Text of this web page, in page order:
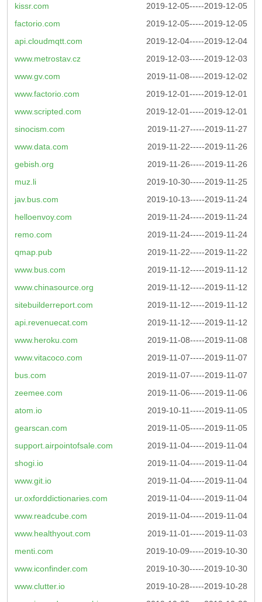
2019-12-05-----2019-12-05
kissr.com
2019-12-05-----2019-12-05
factorio.com
2019-12-04-----2019-12-04
api.cloudmqtt.com
2019-12-03-----2019-12-03
www.metrostav.cz
2019-11-08-----2019-12-02
www.gv.com
2019-12-01-----2019-12-01
www.factorio.com
2019-12-01-----2019-12-01
www.scripted.com
2019-11-27-----2019-11-27
sinocism.com
2019-11-22-----2019-11-26
www.data.com
2019-11-26-----2019-11-26
gebish.org
2019-10-30-----2019-11-25
muz.li
2019-10-13-----2019-11-24
jav.bus.com
2019-11-24-----2019-11-24
helloenvoy.com
2019-11-24-----2019-11-24
remo.com
2019-11-22-----2019-11-22
qmap.pub
2019-11-12-----2019-11-12
www.bus.com
2019-11-12-----2019-11-12
www.chinasource.org
2019-11-12-----2019-11-12
sitebuilderreport.com
2019-11-12-----2019-11-12
api.revenuecat.com
2019-11-08-----2019-11-08
www.heroku.com
2019-11-07-----2019-11-07
www.vitacoco.com
2019-11-07-----2019-11-07
bus.com
2019-11-06-----2019-11-06
zeemee.com
2019-10-11-----2019-11-05
atom.io
2019-11-05-----2019-11-05
gearscan.com
2019-11-04-----2019-11-04
support.airpointofsale.com
2019-11-04-----2019-11-04
shogi.io
2019-11-04-----2019-11-04
www.git.io
2019-11-04-----2019-11-04
ur.oxforddictionaries.com
2019-11-04-----2019-11-04
www.readcube.com
2019-11-01-----2019-11-03
www.healthyout.com
2019-10-09-----2019-10-30
menti.com
2019-10-30-----2019-10-30
www.iconfinder.com
2019-10-28-----2019-10-28
www.clutter.io